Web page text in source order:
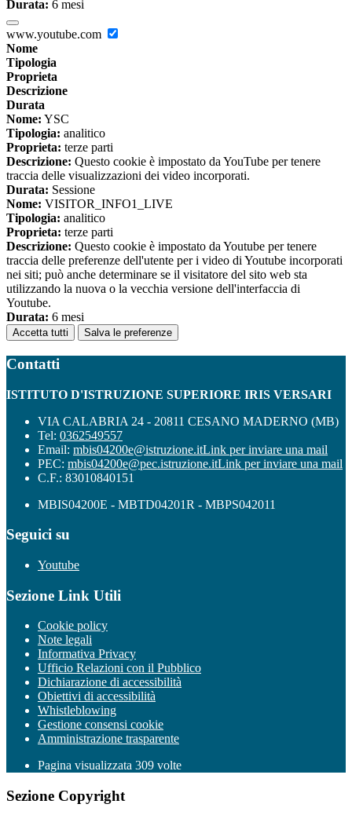
Durata: 6 mesi
www.youtube.com
Nome
Tipologia
Proprieta
Descrizione
Durata
Nome: YSC
Tipologia: analitico
Proprieta: terze parti
Descrizione: Questo cookie è impostato da YouTube per tenere
traccia delle visualizzazioni dei video incorporati.
Durata: Sessione
Nome: VISITOR_INFO1_LIVE
Tipologia: analitico
Proprieta: terze parti
Descrizione: Questo cookie è impostato da Youtube per tenere
traccia delle preferenze dell'utente per i video di Youtube incorporati
nei siti; può anche determinare se il visitatore del sito web sta
utilizzando la nuova o la vecchia versione dell'interfaccia di
Youtube.
Durata: 6 mesi
Accetta tutti Salva le preferenze
Contatti
ISTITUTO D'ISTRUZIONE SUPERIORE IRIS VERSARI
VIA CALABRIA 24 - 20811 CESANO MADERNO (MB)
Tel: 0362549557
Email: mbis04200e@istruzione.itLink per inviare una mail
PEC: mbis04200e@pec.istruzione.itLink per inviare una mail
C.F.: 83010840151
MBIS04200E - MBTD04201R - MBPS042011
Seguici su
Youtube
Sezione Link Utili
Cookie policy
Note legali
Informativa Privacy
Ufficio Relazioni con il Pubblico
Dichiarazione di accessibilità
Obiettivi di accessibilità
Whistleblowing
Gestione consensi cookie
Amministrazione trasparente
Pagina visualizzata 309 volte
Sezione Copyright